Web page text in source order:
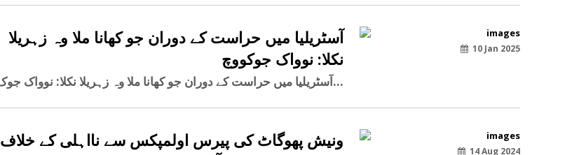
10 Jan 2025
آسٹریلیا میں حراست کے دوران جو کھانا ملا وہ زہریلا
نکلا: نوواک جوکووچ
آسٹریلیا میں حراست کے دوران جو کھانا ملا وہ زہریلا نکلا: نوواک جوک...
14 Aug 2024
ونیش پھوگاٹ کی پیرس اولمپکس سے نااہلی کے خلاف